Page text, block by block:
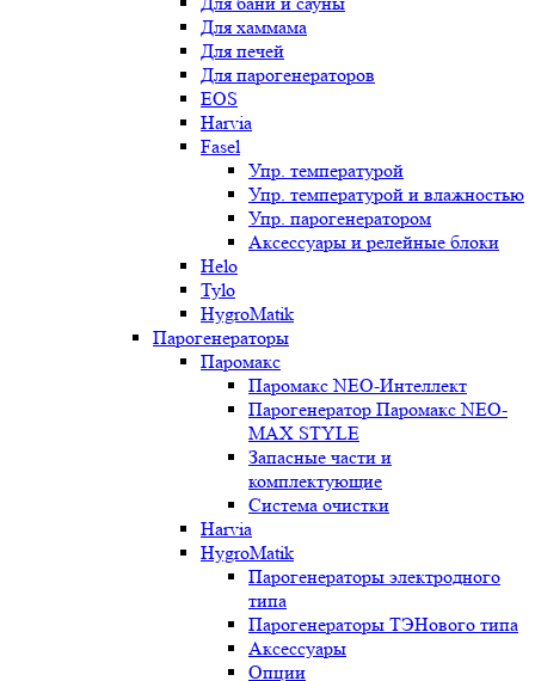
Для хаммама
Для печей
Для парогенераторов
EOS
Harvia
Fasel
Упр. температурой
Упр. температурой и влажностью
Упр. парогенератором
Аксессуары и релейные блоки
Helo
Tylo
HygroMatik
Парогенераторы
Паромакс
Паромакс NEO-Интеллект
Парогенератор Паромакс NEO-
MAX STYLE
Запасные части и
комплектующие
Система очистки
Harvia
HygroMatik
Парогенераторы электродного
типа
Парогенераторы ТЭНового типа
Аксессуары
Опции